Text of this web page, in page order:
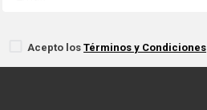
Acepto losTérminos y Condiciones